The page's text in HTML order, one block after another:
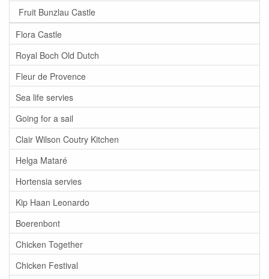
Fruit Bunzlau Castle
Flora Castle
Royal Boch Old Dutch
Fleur de Provence
Sea life servies
Going for a sail
Clair Wilson Coutry Kitchen
Helga Mataré
Hortensia servies
Kip Haan Leonardo
Boerenbont
Chicken Together
Chicken Festival